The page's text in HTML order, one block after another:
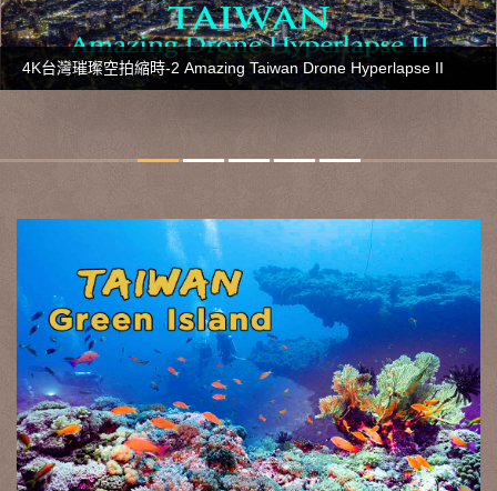
4K台灣璀璨空拍縮時-2 Amazing Taiwan Drone Hyperlapse II